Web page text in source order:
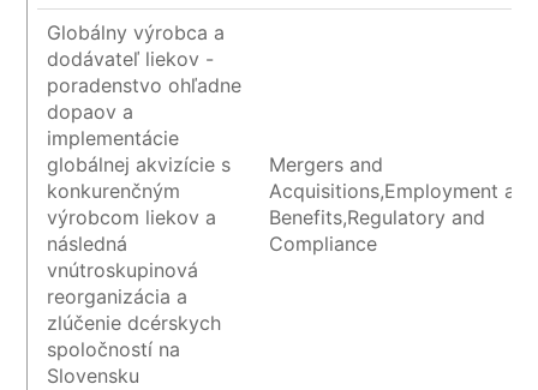
Globálny výrobca a
dodávateľ liekov -
poradenstvo ohľadne
dopaov a
implementácie
globálnej akvizície s
konkurenčným
výrobcom liekov a
následná
vnútroskupinová
reorganizácia a
zlúčenie dcérskych
spoločností na
Slovensku
Mergers and
Acquisitions,Employment and
Benefits,Regulatory and
Compliance